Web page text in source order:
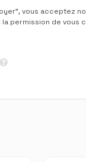
vous acceptez
la permission de vous